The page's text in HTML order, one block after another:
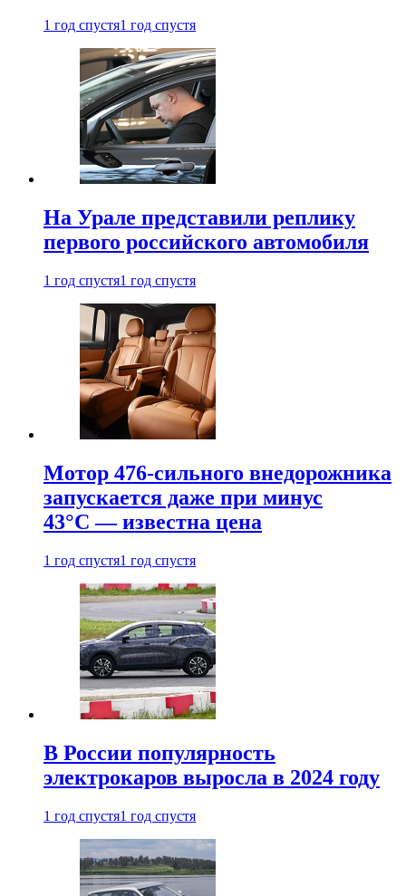
1 год спустя1 год спустя
На Урале представили реплику
первого российского автомобиля
1 год спустя1 год спустя
Мотор 476-сильного внедорожника
запускается даже при минус
43°С — известна цена
1 год спустя1 год спустя
В России популярность
электрокаров выросла в 2024 году
1 год спустя1 год спустя